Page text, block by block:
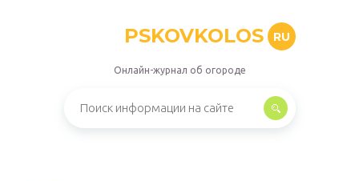
PSKOVKOLOS RU
Онлайн-журнал об огороде